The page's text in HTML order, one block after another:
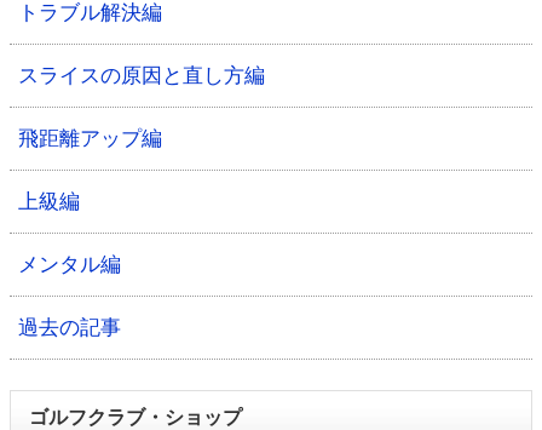
トラブル解決編
スライスの原因と直し方編
飛距離アップ編
上級編
メンタル編
過去の記事
ゴルフクラブ・ショップ